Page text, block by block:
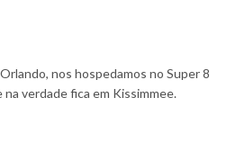
nos hospedamos no Super 8
na verdade fica em Kissimmee.